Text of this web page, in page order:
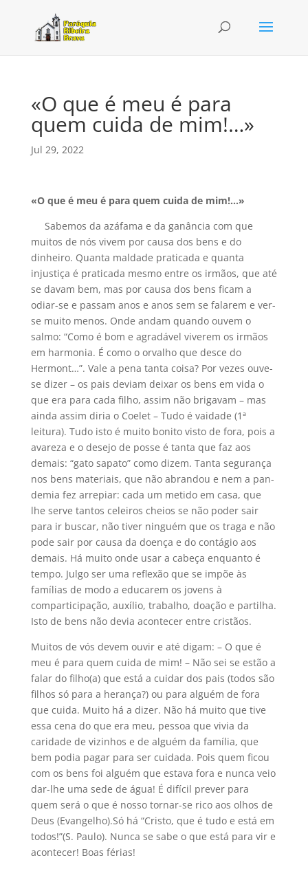
«O que é meu é para
quem cuida de mim!…»
Jul 29, 2022
«O que é meu é para quem cuida de mim!…»
Sabemos da azáfama e da ganância com que
muitos de nós vivem por causa dos bens e do
dinheiro. Quanta maldade praticada e quanta
injustiça é praticada mesmo entre os irmãos, que até
se davam bem, mas por causa dos bens ficam a
odiar-se e passam anos e anos sem se falarem e ver-
se muito menos. Onde andam quando ouvem o
salmo: “Como é bom e agradável viverem os irmãos
em harmonia. É como o orvalho que desce do
Hermont…”. Vale a pena tanta coisa? Por vezes ouve-
se dizer – os pais deviam deixar os bens em vida o
que era para cada filho, assim não brigavam – mas
ainda assim diria o Coelet – Tudo é vaidade (1ª
leitura). Tudo isto é muito bonito visto de fora, pois a
avareza e o desejo de posse é tanta que faz aos
demais: “gato sapato” como dizem. Tanta segurança
nos bens materiais, que não abrandou e nem a pan-
demia fez arrepiar: cada um metido em casa, que
lhe serve tantos celeiros cheios se não poder sair
para ir buscar, não tiver ninguém que os traga e não
pode sair por causa da doença e do contágio aos
demais. Há muito onde usar a cabeça enquanto é
tempo. Julgo ser uma reflexão que se impõe às
famílias de modo a educarem os jovens à
comparticipação, auxílio, trabalho, doação e partilha.
Isto de bens não devia acontecer entre cristãos.
Muitos de vós devem ouvir e até digam: – O que é
meu é para quem cuida de mim! – Não sei se estão a
falar do filho(a) que está a cuidar dos pais (todos são
filhos só para a herança?) ou para alguém de fora
que cuida. Muito há a dizer. Não há muito que tive
essa cena do que era meu, pessoa que vivia da
caridade de vizinhos e de alguém da família, que
bem podia pagar para ser cuidada. Pois quem ficou
com os bens foi alguém que estava fora e nunca veio
dar-lhe uma sede de água! É difícil prever para
quem será o que é nosso tornar-se rico aos olhos de
Deus (Evangelho).Só há “Cristo, que é tudo e está em
todos!”(S. Paulo). Nunca se sabe o que está para vir e
acontecer! Boas férias!